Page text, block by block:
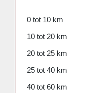
0 tot 10 km
10 tot 20 km
20 tot 25 km
25 tot 40 km
40 tot 60 km